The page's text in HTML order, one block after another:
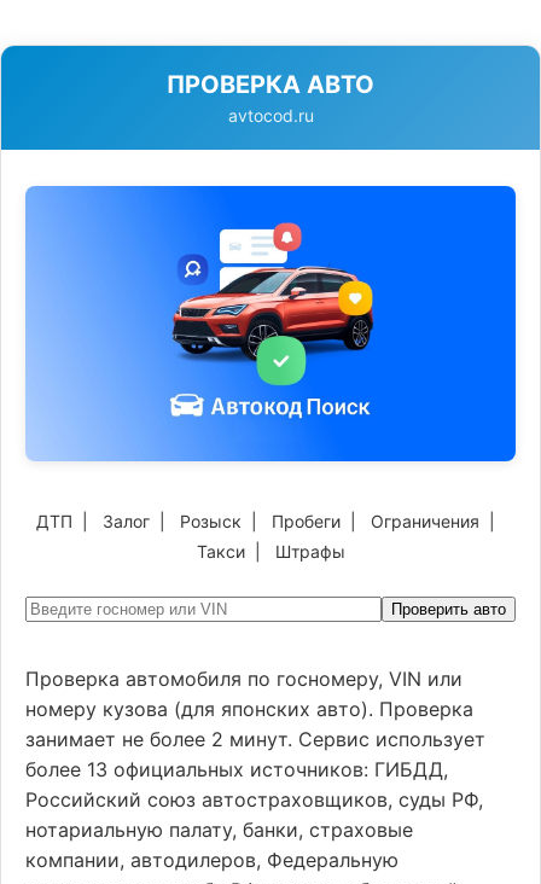
ПРОВЕРКА АВТО
avtocod.ru
ДТП Залог Розыск Пробеги Ограничения
Такси| Штрафы
Проверить авто
Проверка автомобиля по госномеру, VIN или
номеру кузова (для японских авто). Проверка
занимает не более 2 минут. Сервис использует
более 13 официальных источников: ГИБДД,
Российский союз автостраховщиков, суды РФ,
нотариальную палату, банки, страховые
компании, автодилеров, Федеральную